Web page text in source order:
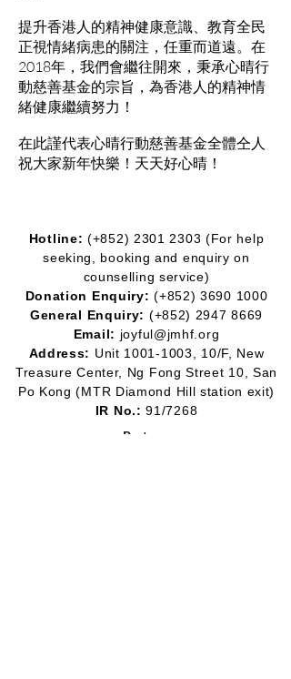
提升香港人的精神健康意識、教育全民
正視情緒病患的關注，任重而道遠。在
2018年，我們會繼往開來，秉承心晴行
動慈善基金的宗旨，為香港人的精神情
緒健康繼續努力！
在此謹代表心晴行動慈善基金全體仝人
祝大家新年快樂！天天好心晴！
Hotline: (+852) 2301 2303 (For help
seeking, booking and enquiry on
counselling service)
Donation Enquiry: (+852)3690 1000
General Enquiry: (+852) 2947 8669
Email: joyful@jmhf.org
Address: Unit 1001-1003
, 10/F, New
Treasure Center, Ng Fong Street 10, San
Po Kong(MTR Diamond Hill station exit)
IR No.: 91/7268
Partner